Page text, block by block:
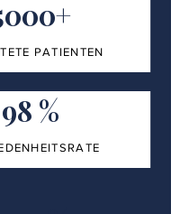
PATIENTEN
98 %